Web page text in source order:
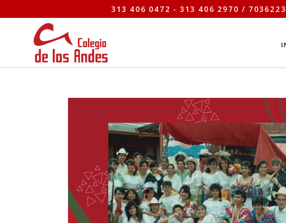
313 406 0472 - 313 406 2970 /